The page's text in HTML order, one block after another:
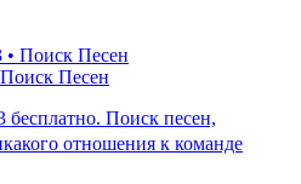
Песен
Поиск песен,
отношения к команде